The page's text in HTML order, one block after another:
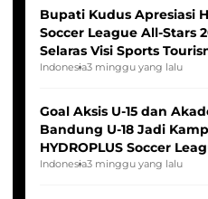
Bupati Kudus Apresiasi
Soccer League All-Stars
Selaras Visi Sports
Indonesia3 minggu yang lalu
Goal Aksis U-15 dan
Bandung U-18 Jadi
HYDROPLUS Soccer
2025/2026
Indonesia3 minggu yang lalu